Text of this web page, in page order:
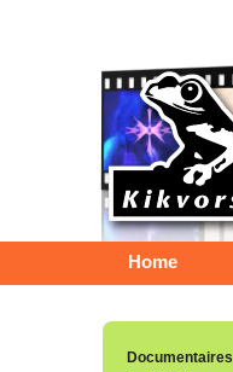
Home
Documentaires